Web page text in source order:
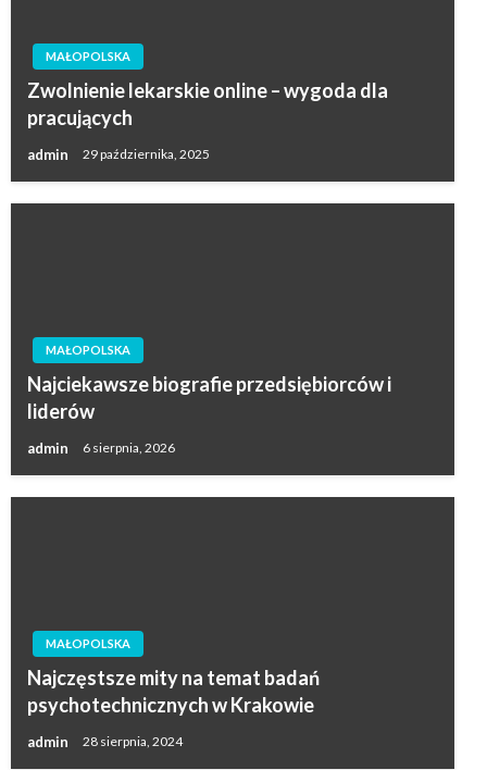
MAŁOPOLSKA
Zwolnienie lekarskie online – wygoda dla
pracujących
admin 29 października, 2025
MAŁOPOLSKA
Najciekawsze biografie przedsiębiorców i
liderów
admin 6 sierpnia, 2026
MAŁOPOLSKA
Najczęstsze mity na temat badań
psychotechnicznych w Krakowie
admin 28 sierpnia, 2024